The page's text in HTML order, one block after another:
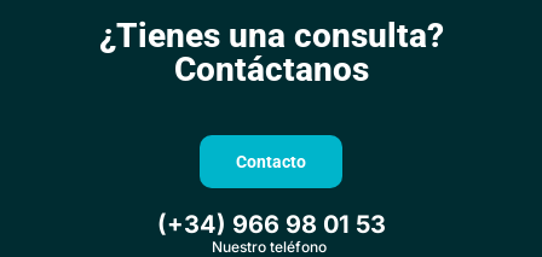
¿Tienes una consulta?
Contáctanos
Contacto
(+34) 966 98 01 53
Nuestro teléfono